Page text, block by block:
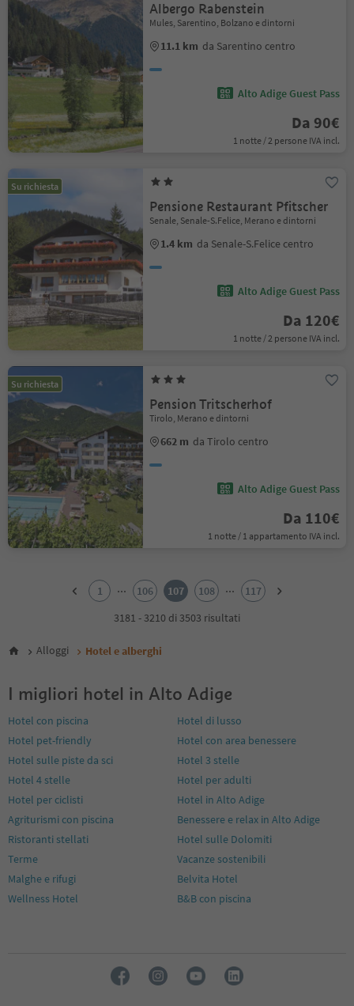
Albergo Rabenstein
Mules, Sarentino, Bolzano e dintorni
11.1 km da Sarentino centro
Alto Adige Guest Pass
Da 90€
1 notte / 2 persone IVA incl.
Su richiesta
Pensione Restaurant Pfitscher
Senale, Senale-S.Felice, Merano e dintorni
1.4 km da Senale-S.Felice centro
Alto Adige Guest Pass
Da 120€
1 notte / 2 persone IVA incl.
Su richiesta
Pension Tritscherhof
Tirolo, Merano e dintorni
662 m da Tirolo centro
Alto Adige Guest Pass
Da 110€
1 notte / 1 appartamento IVA incl.
6
11
12
13
14
16
17
18
19
21
22
1 ... 106 107 108 ...
117
3181 - 3210 di 3503 risultati
Alloggi Hotel e alberghi
I migliori hotel in Alto Adige
Hotel con piscina
Hotel di lusso
Hotel pet-friendly
Hotel con area benessere
Hotel sulle piste da sci
Hotel 3 stelle
Hotel 4 stelle
Hotel per adulti
Hotel per ciclisti
Hotel in Alto Adige
Agriturismi con piscina
Benessere e relax in Alto Adige
Ristoranti stellati
Hotel sulle Dolomiti
Terme
Vacanze sostenibili
Malghe e rifugi
Belvita Hotel
Wellness Hotel
B&B con piscina